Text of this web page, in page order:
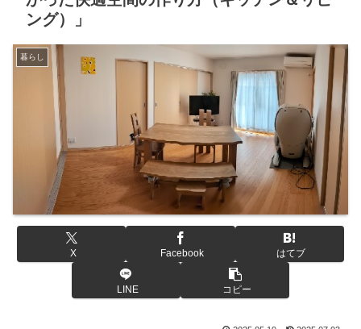
ング）」
暮らし
X Facebook はてブ
LINE コピー